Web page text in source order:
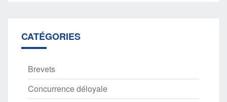
CATÉGORIES
Brevets
Concurrence déloyale